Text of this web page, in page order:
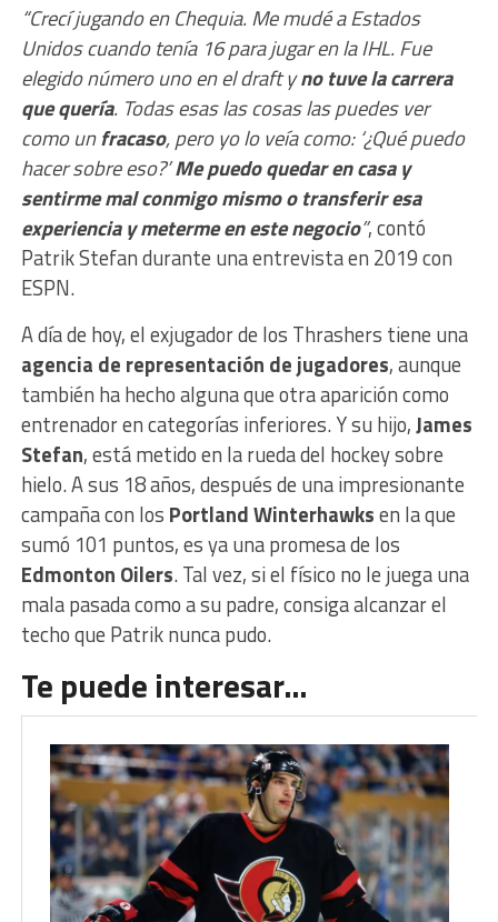
“Crecí jugando en Chequia. Me mudé a Estados
Unidos cuando tenía 16 para jugar en la IHL. Fue
elegido número uno en el draft yno tuve la carrera
que quería. Todas esas las cosas las puedes ver
como unfracaso, pero yo lo veía como: ‘¿Qué puedo
hacer sobre eso?’Me puedo quedar en casa y
sentirme mal conmigo mismo o transferir esa
experiencia y meterme en este negocio”, contó
Patrik Stefan durante una entrevista en 2019 con
ESPN.
A día de hoy, el exjugador de los Thrashers tiene una
agencia de representación de jugadores, aunque
también ha hecho alguna que otra aparición como
entrenador en categorías inferiores. Y su hijo,James
Stefan, está metido en la rueda del hockey sobre
hielo. A sus 18 años, después de una impresionante
campaña con los Portland Winterhawksen la que
sumó 101 puntos, es ya una promesa de los
Edmonton Oilers. Tal vez, si el físico no le juega una
mala pasada como a su padre, consiga alcanzar el
techo que Patrik nunca pudo.
Te puede interesar…